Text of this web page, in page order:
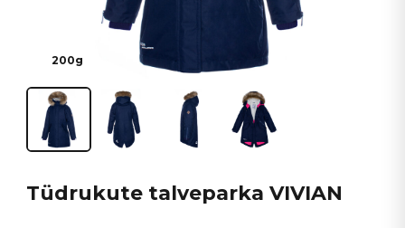
200g
Tüdrukute talveparka VIVIAN